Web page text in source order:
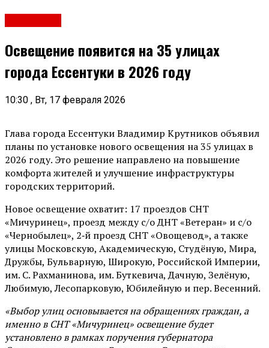
Освещение появится на 35 улицах
города Ессентуки в 2026 году
10:30 , Вт, 17 февраля 2026
Глава города Ессентуки Владимир Крутников объявил
планы по установке нового освещения на 35 улицах в
2026 году. Это решение направлено на повышение
комфорта жителей и улучшение инфраструктуры
городских территорий.
Новое освещение охватит: 17 проездов СНТ
«Мичуринец», проезд между с/о ДНТ «Ветеран» и с/о
«Чернобылец», 2‑й проезд СНТ «Овощевод», а также
улицы Московскую, Академическую, Студёную, Мира,
Дружбы, Бульварную, Широкую, Российской Империи,
им. С. Рахманинова, им. Буткевича, Дачную, Зелёную,
Любимую, Лесопарковую, Юбилейную и пер. Весенний.
«Выбор улиц основывается на обращениях граждан, а
именно в СНТ «Мичуринец» освещение будет
установлено в рамках поручения губернатора